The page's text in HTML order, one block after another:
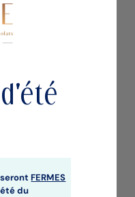
FOURREE AU
FERMES
du